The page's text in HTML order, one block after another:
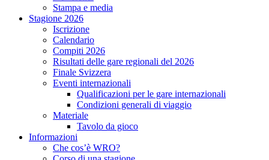
Stampa e media
Stagione 2026
Iscrizione
Calendario
Compiti 2026
Risultati delle gare regionali del 2026
Finale Svizzera
Eventi internazionali
Qualificazioni per le gare internazionali
Condizioni generali di viaggio
Materiale
Tavolo da gioco
Informazioni
Che cos’è WRO?